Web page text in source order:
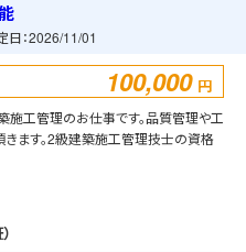
：2026/11/01
100,000 円
工管理のお仕事です。品質管理や工
ます。2級建築施工管理技士の資格